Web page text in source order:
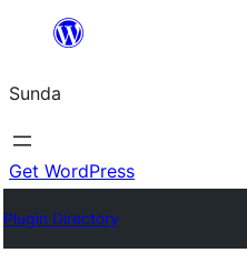
content
Sunda
Get WordPress
Plugin Directory